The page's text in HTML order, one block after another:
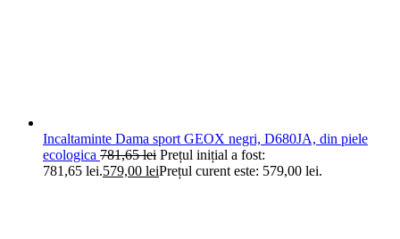
Incaltaminte Dama sport GEOX negri, D680JA, din piele
ecologica 781,65lei Prețul inițial a fost:
781,65 lei.579,00 leiPrețul curent este: 579,00 lei.